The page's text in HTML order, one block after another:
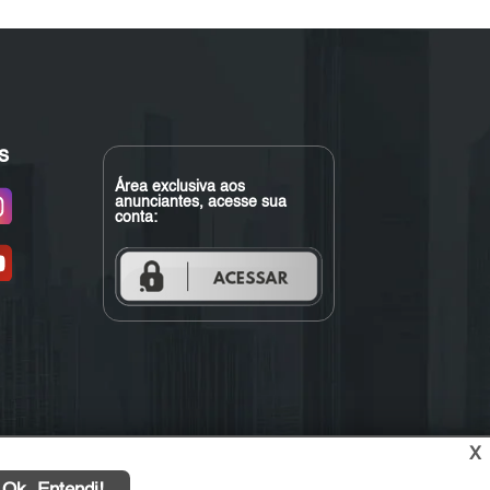
Área exclusiva aos
anunciantes, acesse sua
conta:
X